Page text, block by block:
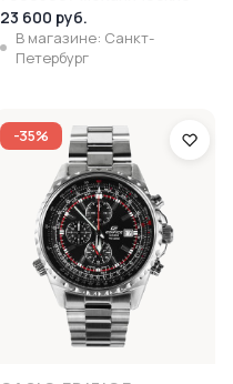
23 600 руб.
В магазине: Санкт-
Петербург
-35%